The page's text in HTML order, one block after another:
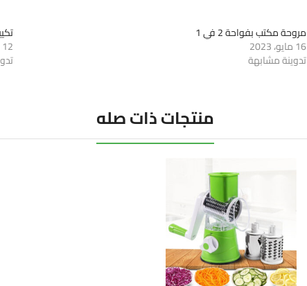
مروحة مكتب بفواحة 2 في 1
16 مايو، 2023
تدوينة مشابهة
12 مايو، 2023
منتجات ذات صله